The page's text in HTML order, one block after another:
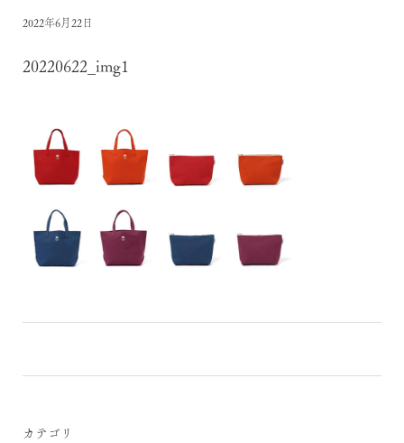
2022年6月22日
20220622_img1
カテゴリ